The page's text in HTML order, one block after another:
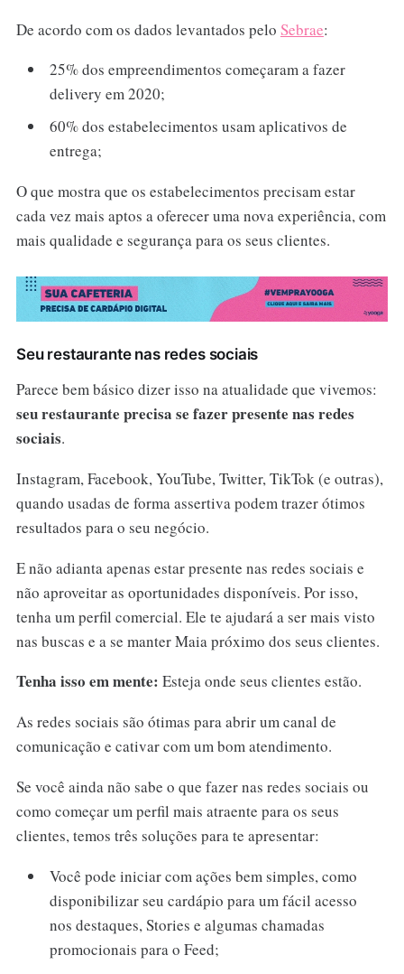
De acordo com os dados levantados pelo Sebrae:
25% dos empreendimentos começaram a fazer
delivery em 2020;
60% dos estabelecimentos usam aplicativos de
entrega;
O que mostra que os estabelecimentos precisam estar
cada vez mais aptos a oferecer uma nova experiência, com
mais qualidade e segurança para os seus clientes.
Seu restaurante nas redes sociais
Parece bem básico dizer isso na atualidade que vivemos:
seu restaurante precisa se fazer presente nas redes
sociais.
Instagram, Facebook, YouTube, Twitter, TikTok (e outras),
quando usadas de forma assertiva podem trazer ótimos
resultados para o seu negócio.
E não adianta apenas estar presente nas redes sociais e
não aproveitar as oportunidades disponíveis. Por isso,
tenha um perfil comercial. Ele te ajudará a ser mais visto
nas buscas e a se manter Maia próximo dos seus clientes.
Tenha isso em mente: Esteja onde seus clientes estão.
As redes sociais são ótimas para abrir um canal de
comunicação e cativar com um bom atendimento.
Se você ainda não sabe o que fazer nas redes sociais ou
como começar um perfil mais atraente para os seus
clientes, temos três soluções para te apresentar:
Você pode iniciar com ações bem simples, como
disponibilizar seu cardápio para um fácil acesso
nos destaques, Stories e algumas chamadas
promocionais para o Feed;